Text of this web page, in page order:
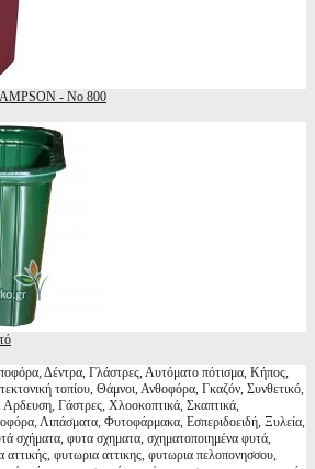
- No 800
Δέντρα, Γλάστρες, Αυτόματο πότισμα, Κήπος,
τοπίου, Θάμνοι, Ανθοφόρα, Γκαζόν, Συνθετικό,
Γάστρες, Χλοοκοπτικά, Σκαπτικά,
Λιπάσματα, Φυτοφάρμακα, Εσπεριδοειδή, Ξυλεία,
σχήματα, φυτα σχηματα, σχηματοποιημένα φυτά,
φυτωρια αττικης, φυτωρια πελοπονησσου,